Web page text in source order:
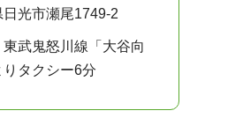
日光市瀬尾1749-2
武鬼怒川線「大谷向
りタクシー6分